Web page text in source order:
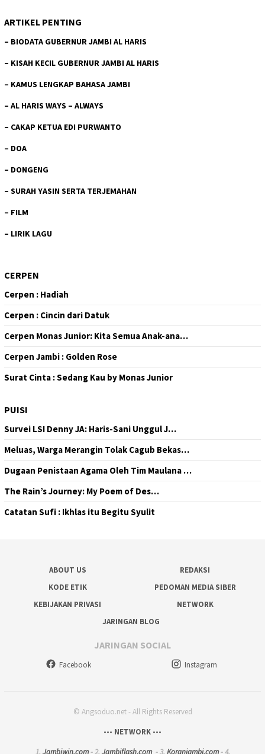
ARTIKEL PENTING
– BIODATA GUBERNUR JAMBI AL HARIS
– KISAH KECIL GUBERNUR JAMBI AL HARIS
– KAMUS LENGKAP BAHASA JAMBI
– AL HARIS WAYS – ALWAYS
– CAKAP KETUA EDI PURWANTO
– DOA
– DONGENG
– SURAH YASIN SERTA TERJEMAHAN
– FILM
– LIRIK LAGU
CERPEN
Cerpen : Hadiah
Cerpen : Cincin dari Datuk
Cerpen Monas Junior: Kita Semua Anak-ana…
Cerpen Jambi : Golden Rose
Surat Cinta : Sedang Kau by Monas Junior
PUISI
Survei LSI Denny JA: Haris-Sani Unggul J…
Meluas, Warga Merangin Tolak Cagub Bekas…
Dugaan Penistaan Agama Oleh Tim Maulana …
The Rain’s Journey: My Poem of Des…
Catatan Sufi : Ikhlas itu Begitu Syulit
ABOUT US
REDAKSI
KODE ETIK
PEDOMAN MEDIA SIBER
KEBIJAKAN PRIVASI
NETWORK
JARINGAN BLOG
JARINGAN SOCIAL
Facebook Instagram
© Angsoduo.net - All Rights Reserved
--- NETWORK ---
1. Jambiwin.com- 2. Jambiflash.com- 3. Koranjambi.com- 4.